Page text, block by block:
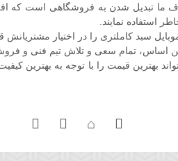
ما تبدیل شدن به فروشگاهی است که
استفاده نمایند.
سبد کاملتری را در اختیار مشتریانش
تمام سعی و تلاش تیم فنی و
قیمت را با توجه به بهترین کیفیت